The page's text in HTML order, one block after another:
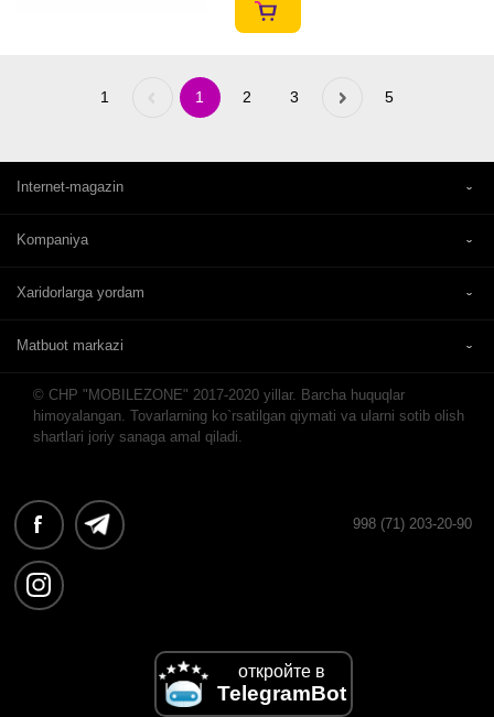
1 Previous
1 2 3 »Next 5
Internet-magazin
Kompaniya
Xaridorlarga yordam
Matbuot markazi
© CHP "MOBILEZONE" 2017-2020 yillar. Barcha huquqlar
himoyalangan. Tovarlarning ko`rsatilgan qiymati va ularni sotib olish
shartlari joriy sanaga amal qiladi.
998 (71) 203-20-90
откройте в
TelegramBot